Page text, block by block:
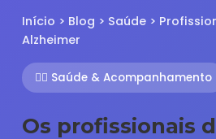
Início > Blog > Saúde >
Alzheimer
👨‍⚕️ Saúde & Acompanhamento
Os profissionais